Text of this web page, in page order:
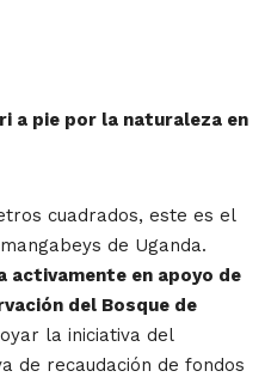
a pie por la naturaleza en
cuadrados, este es el
de Uganda.
activamente en apoyo de
del Bosque de
la iniciativa del
de recaudación de fondos